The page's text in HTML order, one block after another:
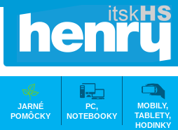
JARNÉ
POMÔCKY
PC,
NOTEBOOKY
MOBILY,
TABLETY,
HODINKY